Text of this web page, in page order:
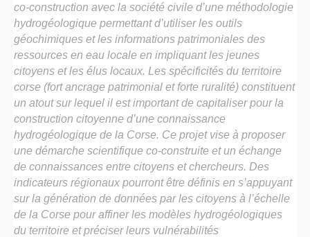
co-construction avec la société civile d’une méthodologie
hydrogéologique permettant d’utiliser les outils
géochimiques et les informations patrimoniales des
ressources en eau locale en impliquant les jeunes
citoyens et les élus locaux. Les spécificités du territoire
corse (fort ancrage patrimonial et forte ruralité) constituent
un atout sur lequel il est important de capitaliser pour la
construction citoyenne d’une connaissance
hydrogéologique de la Corse. Ce projet vise à proposer
une démarche scientifique co-construite et un échange
de connaissances entre citoyens et chercheurs. Des
indicateurs régionaux pourront être définis en s’appuyant
sur la génération de données par les citoyens à l’échelle
de la Corse pour affiner les modèles hydrogéologiques
du territoire et préciser leurs vulnérabilités